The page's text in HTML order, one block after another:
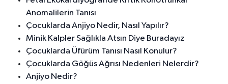
Anomalilerin Tanısı
Çocuklarda Anjiyo Nedir, Nasıl Yapılır?
Minik Kalpler Sağlıkla Atsın Diye Buradayız
Çocuklarda Üfürüm Tanısı Nasıl Konulur?
Çocuklarda Göğüs Ağrısı Nedenleri Nelerdir?
Anjiyo Nedir?